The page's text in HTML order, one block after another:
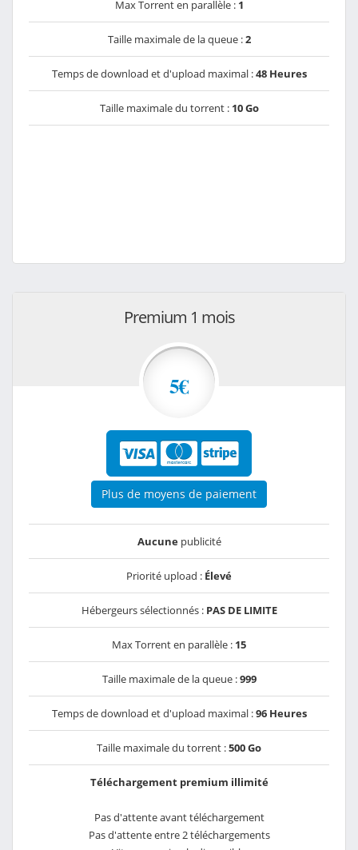
Max Torrent en parallèle : 1
Taille maximale de la queue :2
Temps de download et d'upload maximal :48 Heures
Taille maximale du torrent : 10 Go
Premium 1 mois
5€
Plus de moyens de paiement
Aucunepublicité
Priorité upload : Élevé
Hébergeurs sélectionnés : PAS DE LIMITE
Max Torrent en parallèle : 15
Taille maximale de la queue :999
Temps de download et d'upload maximal :96 Heures
Taille maximale du torrent :500 Go
Téléchargement premium illimité
Pas d'attente avant téléchargement
Pas d'attente entre 2 téléchargements